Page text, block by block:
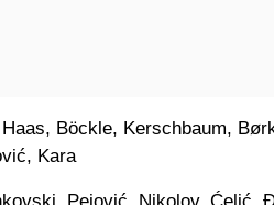
Böckle, Kerschbaum,
Kara
Pejović, Nikolov, Ćelić,